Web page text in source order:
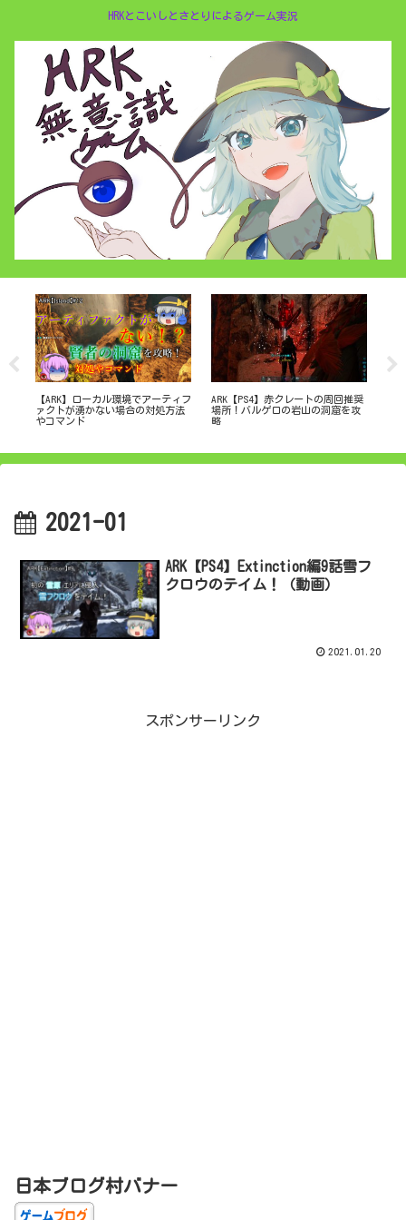
HRKとこいしとさとりによるゲーム実況
【ARK】ローカル環境でアーティフ
ァクトが湧かない場合の対処方法
やコマンド
ARK【PS4】赤クレートの周回推奨
場所！バルゲロの岩山の洞窟を攻
略
2021-01
ARK【PS4】Extinction編9話雪フ
クロウのテイム！（動画）
2021.01.20
スポンサーリンク
日本ブログ村バナー